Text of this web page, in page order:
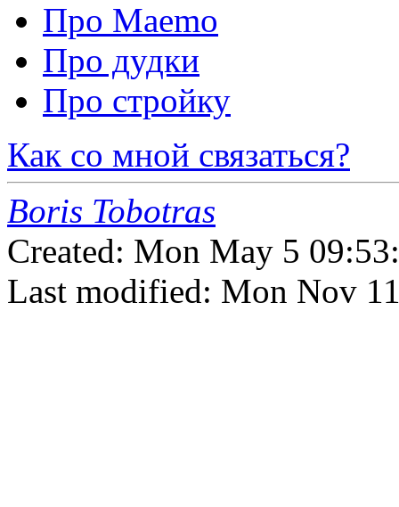
Про Maemo
Про дудки
Про стройку
Как со мной связаться?
Boris Tobotras
Created: Mon May 5
Last modified: Mon Nov